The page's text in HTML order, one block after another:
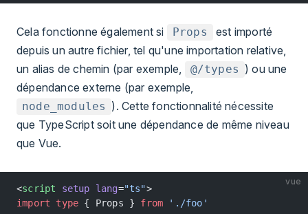
Cela fonctionne également si Props
est importé
depuis un autre fichier, tel qu'une importation relative,
un alias de chemin (par exemple,
@/types ) ou une
dépendance externe (par exemple,
node_modules ). Cette fonctionnalité nécessite
que TypeScript soit une dépendance de même niveau
que Vue.
vue
<script setup lang="ts">
import type { Props } from './foo'